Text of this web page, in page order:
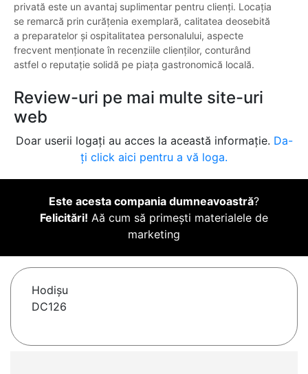
privată este un avantaj suplimentar pentru clienți. Locația
se remarcă prin curățenia exemplară, calitatea deosebită
a preparatelor și ospitalitatea personalului, aspecte
frecvent menționate în recenziile clienților, conturând
astfel o reputație solidă pe piața gastronomică locală.
Review-uri pe mai multe site-uri
web
Doar userii logați au acces la această informație. Da-
ți click aici pentru a vă loga.
Este acesta compania dumneavoastră?
Felicitări! Aă cum să primești materialele de
marketing
Hodişu
DC126